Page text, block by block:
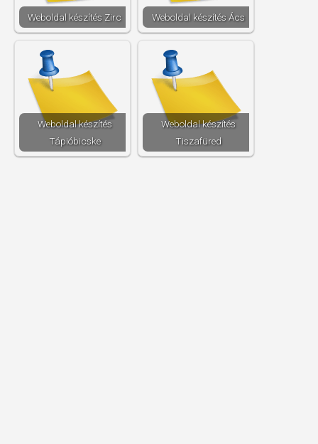
Weboldal készítés​ Zirc Weboldal készítés​ Ács
Weboldal készítés​
Tápióbicske
Weboldal készítés​
Tiszafüred